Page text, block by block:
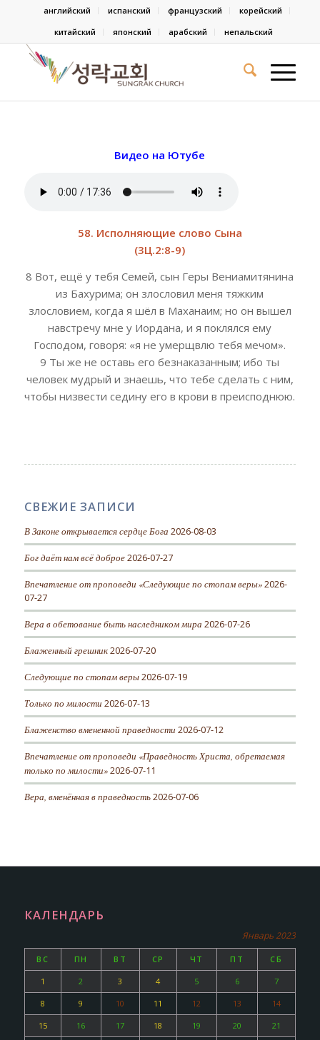
английский испанский французский
корейский
китайский
японский арабский непальский
Видео на Ютубе
58. Исполняющие слово Сына
(3Ц.2:8-9)
8 Вот, ещё у тебя Семей, сын Геры Вениамитянина
из Бахурима; он злословил меня тяжким
злословием, когда я шёл в Маханаим; но он вышел
навстречу мне у Иордана, и я поклялся ему
Господом, говоря: «я не умерщвлю тебя мечом».
9 Ты же не оставь его безнаказанным; ибо ты
человек мудрый и знаешь, что тебе сделать с ним,
чтобы низвести седину его в крови в преисподнюю.
СВЕЖИЕ ЗАПИСИ
В Законе открывается сердце Бога 2026-08-03
Бог даёт нам всё доброе 2026-07-27
Впечатление от проповеди «Следующие по стопам веры» 2026-
07-27
Вера в обетование быть наследником мира 2026-07-26
Блаженный грешник 2026-07-20
Следующие по стопам веры 2026-07-19
Только по милости 2026-07-13
Блаженство вмененной праведности 2026-07-12
Впечатление от проповеди «Праведность Христа, обретаемая
только по милости» 2026-07-11
Вера, вменённая в праведность 2026-07-06
КАЛЕНДАРЬ
Январь 2023
ВС ПН ВТ СР ЧТ ПТ СБ
1 2 3 4 5 6 7
8 9 10 11 12 13 14
15 16 17 18 19 20 21